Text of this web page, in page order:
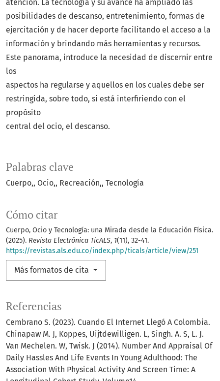
Palabras clave
Cuerpo, Ocio, Recreación, Tecnología
Cómo citar
Cuerpo, Ocio y Tecnología: una Mirada desde la Educación Física.
(2025). Revista Electrónica TicALS, 1(11), 32-41.
https://revistas.als.edu.co/index.php/ticals/article/view/251
Más formatos de cita
atención. La tecnología y su avance ha ampliado las
posibilidades de descanso, entretenimiento, formas de
ejercitación y de hacer deporte facilitando el acceso a la
información y brindando más herramientas y recursos.
Este panorama, introduce la necesidad de discernir entre
los
aspectos ha regularse y aquellos en los cuales debe ser
restringida, sobre todo, si está interfiriendo con el
propósito
central del ocio, el descanso.
Referencias
Cembrano S. (2023). Cuando El Internet Llegó A Colombia.
Chinapaw M. J, Koppes, Uijtdewilligen. L, Singh. A. S, L. J.
Van Mechelen. W, Twisk. J (2014). Number And Appraisal Of
Daily Hassles And Life Events In Young Adulthood: The
Association With Physical Activity And Screen Time: A